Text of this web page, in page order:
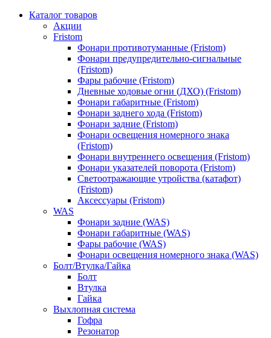
Каталог товаров
Акции
Fristom
Фонари противотуманные (Fristom)
Фонари предупредительно-сигнальные
(Fristom)
Фары рабочие (Fristom)
Дневные ходовые огни (ДХО) (Fristom)
Фонари габаритные (Fristom)
Фонари заднего хода (Fristom)
Фонари задние (Fristom)
Фонари освещения номерного знака
(Fristom)
Фонари внутреннего освещения (Fristom)
Фонари указателей поворота (Fristom)
Светоотражающие утройства (катафот)
(Fristom)
Аксессуары (Fristom)
WAS
Фонари задние (WAS)
Фонари габаритные (WAS)
Фары рабочие (WAS)
Фонари освещения номерного знака (WAS)
Болт/Втулка/Гайка
Болт
Втулка
Гайка
Выхлопная система
Гофра
Резонатор